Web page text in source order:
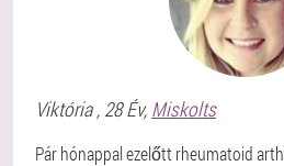
Viktória, 28 Év, Miskolts
Pár hónappal ezelőtt rheumatoid